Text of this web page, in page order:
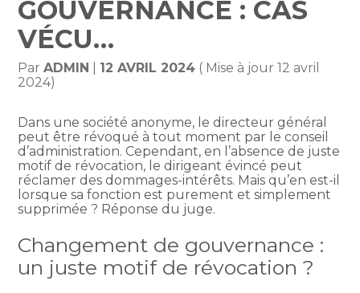
GOUVERNANCE : CAS
VÉCU…
ParADMIN 12 AVRIL 2024 ( Mise à jour 12 avril
2024)
Dans une société anonyme, le directeur général
peut être révoqué à tout moment par le conseil
d’administration. Cependant, en l’absence de juste
motif de révocation, le dirigeant évincé peut
réclamer des dommages-intérêts. Mais qu’en est-il
lorsque sa fonction est purement et simplement
supprimée ? Réponse du juge.
Changement de gouvernance :
un juste motif de révocation ?